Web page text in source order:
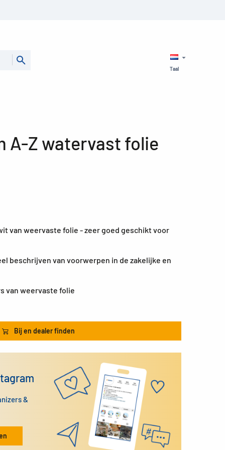
Taal
A-Z watervast folie
van weervaste folie - zeer goed geschikt voor
beschrijven van voorwerpen in de zakelijke en
van weervaste folie
Bij en dealer finden
&